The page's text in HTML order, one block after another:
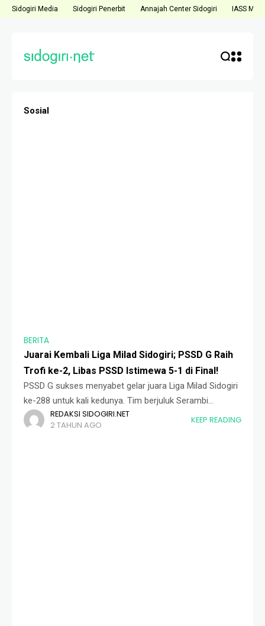
Sidogiri Media Sidogiri Penerbit Annajah Center Sidogiri IASS
Sosial
BERITA
Juarai Kembali Liga Milad Sidogiri; PSSD G Raih
Trofi ke-2, Libas PSSD Istimewa 5-1 di Final!
PSSD G sukses menyabet gelar juara Liga Milad Sidogiri
ke-288 untuk kali kedunya. Tim berjuluk Serambi
Madinah ini, libas PSSD Istimewa dengan skor telak 5-1
pada laga final yang digelar
REDAKSI SIDOGIRI.NET
2 TAHUN AGO
KEEP READING